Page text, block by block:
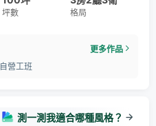
坪數 格局
更多作品
自營工班
測一測我適合哪種風格？